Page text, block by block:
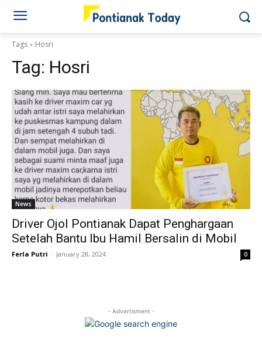
Tags Hosri
Tag: Hosri
News
Driver Ojol Pontianak Dapat Penghargaan
Setelah Bantu Ibu Hamil Bersalin di Mobil
Ferla Putri - January 28, 2024 0
- Advertisment -